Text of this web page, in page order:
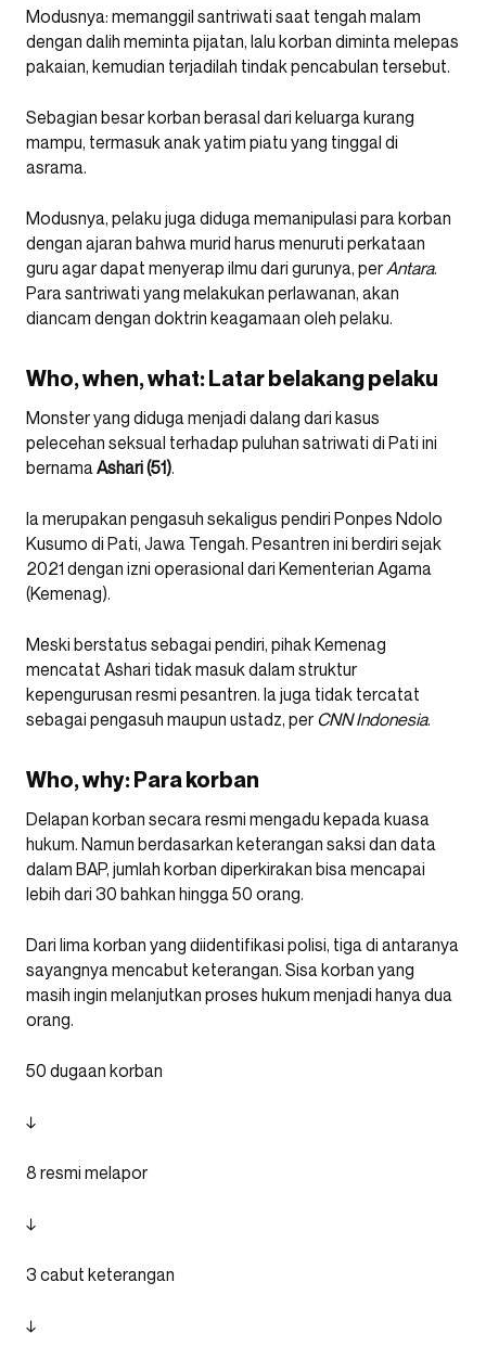
Modusnya: memanggil santriwati saat tengah malam
dengan dalih meminta pijatan, lalu korban diminta melepas
pakaian, kemudian terjadilah tindak pencabulan tersebut.
Sebagian besar korban berasal dari keluarga kurang
mampu, termasuk anak yatim piatu yang tinggal di
asrama.
Modusnya, pelaku juga diduga memanipulasi para korban
dengan ajaran bahwa murid harus menuruti perkataan
guru agar dapat menyerap ilmu dari gurunya, per Antara.
Para santriwati yang melakukan perlawanan, akan
diancam dengan doktrin keagamaan oleh pelaku.
Who, when, what: Latar belakang pelaku
Monster yang diduga menjadi dalang dari kasus
pelecehan seksual terhadap puluhan satriwati di Pati ini
bernama Ashari (51).
Ia merupakan pengasuh sekaligus pendiri Ponpes Ndolo
Kusumo di Pati, Jawa Tengah. Pesantren ini berdiri sejak
2021 dengan izni operasional dari Kementerian Agama
(Kemenag).
Meski berstatus sebagai pendiri, pihak Kemenag
mencatat Ashari tidak masuk dalam struktur
kepengurusan resmi pesantren. Ia juga tidak tercatat
sebagai pengasuh maupun ustadz, per CNN Indonesia.
Who, why: Para korban
Delapan korban secara resmi mengadu kepada kuasa
hukum. Namun berdasarkan keterangan saksi dan data
dalam BAP, jumlah korban diperkirakan bisa mencapai
lebih dari 30 bahkan hingga 50 orang.
Dari lima korban yang diidentifikasi polisi, tiga di antaranya
sayangnya mencabut keterangan. Sisa korban yang
masih ingin melanjutkan proses hukum menjadi hanya dua
orang.
50 dugaan korban
↓
8 resmi melapor
↓
3 cabut keterangan
↓